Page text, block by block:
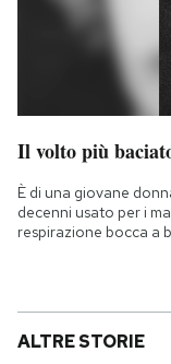
Il volto più
È di una giovane
decenni usato per i
respirazione bocca a
ALTRE STORIE